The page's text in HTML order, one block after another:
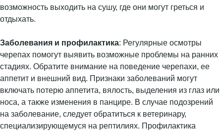
возможность выходить на сушу, где они могут греться и
отдыхать.
Заболевания и профилактика: Регулярные осмотры
черепах помогут выявить возможные проблемы на ранних
стадиях. Обратите внимание на поведение черепахи, ее
аппетит и внешний вид. Признаки заболеваний могут
включать потерю аппетита, вялость, выделения из глаз или
носа, а также изменения в панцире. В случае подозрений
на заболевание, следует обратиться к ветеринару,
специализирующемуся на рептилиях. Профилактика